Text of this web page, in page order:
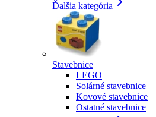
Ďalšia kategória
Stavebnice
LEGO
Solárné stavebnice
Kovové stavebnice
Ostatné stavebnice